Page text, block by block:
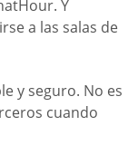
Y
a las salas de
y seguro. No es
cuando